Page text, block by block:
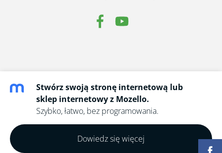
Stwórz swoją stronę internetową lub
sklep internetowy z Mozello.
Szybko, łatwo, bez programowania.
Dowiedz się więcej